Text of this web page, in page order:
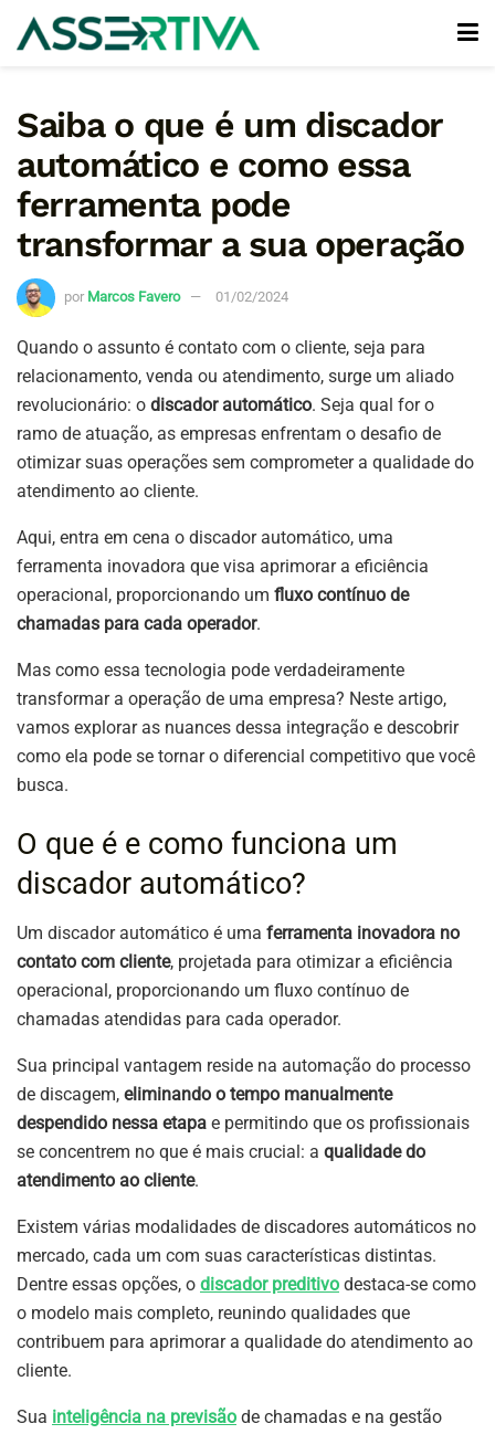
Saiba o que é um discador
automático e como essa
ferramenta pode
transformar a sua operação
por Marcos Favero 01/02/2024
Quando o assunto é contato com o cliente, seja para
relacionamento, venda ou atendimento, surge um aliado
revolucionário: o discador automático. Seja qual for o
ramo de atuação, as empresas enfrentam o desafio de
otimizar suas operações sem comprometer a qualidade do
atendimento ao cliente.
Aqui, entra em cena o discador automático, uma
ferramenta inovadora que visa aprimorar a eficiência
operacional, proporcionando um fluxo contínuo de
chamadas para cada operador.
Mas como essa tecnologia pode verdadeiramente
transformar a operação de uma empresa? Neste artigo,
vamos explorar as nuances dessa integração e descobrir
como ela pode se tornar o diferencial competitivo que você
busca.
O que é e como funciona um
discador automático?
Um discador automático é uma ferramenta inovadora no
contato com cliente, projetada para otimizar a eficiência
operacional, proporcionando um fluxo contínuo de
chamadas atendidas para cada operador.
Sua principal vantagem reside na automação do processo
de discagem, eliminando o tempo manualmente
despendido nessa etapa e permitindo que os profissionais
se concentrem no que é mais crucial: a qualidade do
atendimento ao cliente.
Existem várias modalidades de discadores automáticos no
mercado, cada um com suas características distintas.
Dentre essas opções, o discador preditivo destaca-se como
o modelo mais completo, reunindo qualidades que
contribuem para aprimorar a qualidade do atendimento ao
cliente.
Sua inteligência na previsão de chamadas e na gestão